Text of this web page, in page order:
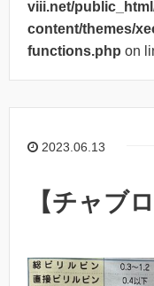
viii.net/
content/themes/
functions.php on
2023.06.13
【チャブ